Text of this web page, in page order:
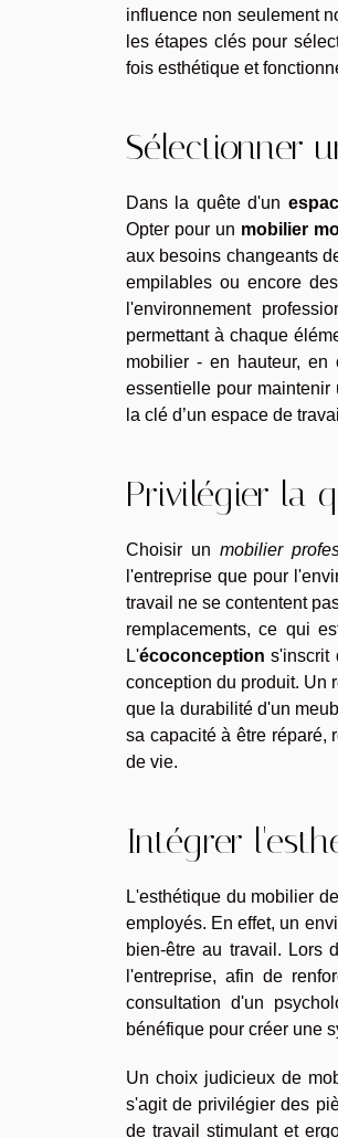
influence non seulement
les étapes clés pour
fois esthétique et
Sélectionner
Dans la quête d'un
Opter pour un mobilier
aux besoins changeants
empilables ou encore
l'environnement
permettant à chaque
mobilier - en hauteur, en
essentielle pour maintenir
la clé d’un espace de
Privilégier la
Choisir un mobilier
l'entreprise que pour
travail ne se contentent
remplacements, ce qui
L'écoconception s'inscrit
conception du produit. Un
que la durabilité d'un
sa capacité à être réparé,
de vie.
Intégrer
L'esthétique du mobilier
employés. En effet, un
bien-être au travail. Lors
l'entreprise, afin de
consultation d'un
bénéfique pour créer une
Un choix judicieux de
s'agit de privilégier des
de travail stimulant et